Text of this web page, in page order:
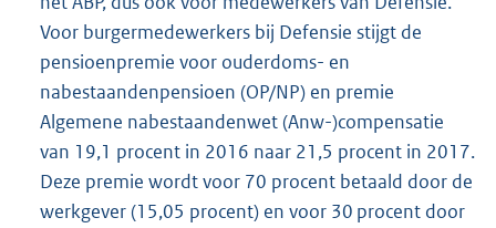
Voor burgermedewerkers bij Defensie stijgt de
pensioenpremie voor ouderdoms- en
nabestaandenpensioen (OP/NP) en premie
Algemene nabestaandenwet (Anw-)compensatie
van 19,1 procent in 2016 naar 21,5 procent in 2017.
Deze premie wordt voor 70 procent betaald door de
werkgever (15,05 procent) en voor 30 procent door